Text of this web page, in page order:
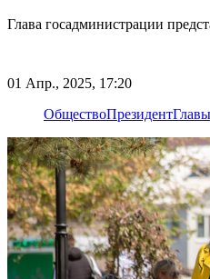
Глава госадминистрации
01 Апр., 2025, 17:20
ОбществоПрезидент